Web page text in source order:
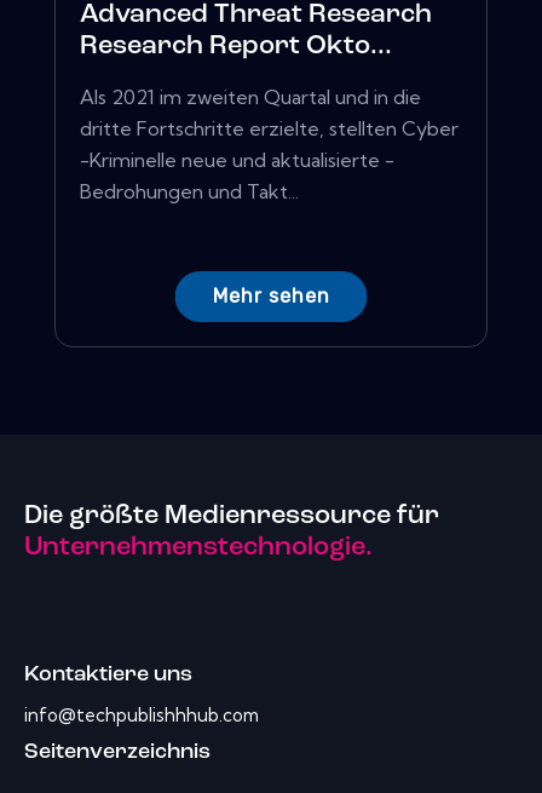
Advanced Threat Research
Research Report Okto...
Als 2021 im zweiten Quartal und in die
dritte Fortschritte erzielte, stellten Cyber
​​-Kriminelle neue und aktualisierte -
Bedrohungen und Takt...
Mehr sehen
Die größte Medienressource für
Unternehmenstechnologie.
Kontaktiere uns
info@techpublishhhub.com
Seitenverzeichnis